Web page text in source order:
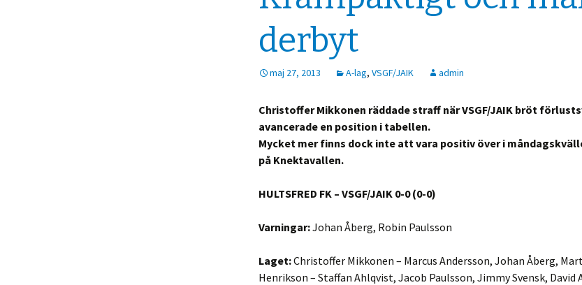
derbyt
maj 27, 2013 A-lag, VSGF/JAIK admin
Christoffer Mikkonen räddade straff när VSGF/JAIK bröt
avancerade en position i tabellen.
Mycket mer finns dock inte att vara positiv över i
på Knektavallen.
HULTSFRED FK – VSGF/JAIK 0-0 (0-0)
Varningar:Johan Åberg, Robin Paulsson
Laget:Christoffer Mikkonen – Marcus Andersson, Johan Åberg,
Henrikson – Staffan Ahlqvist, Jacob Paulsson, Jimmy Svensk, David